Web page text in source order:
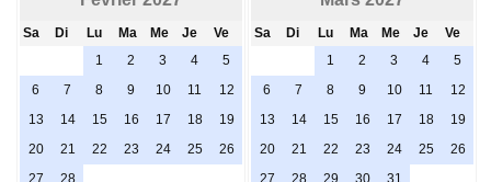
Sa Di Lu Ma Me Je
Ve
1
2 3 4
5
6
7 8 9 10 11
12
13
14 15 16 17 18
19
20
21 22 23 24 25
26
27
28
Sa Di Lu Ma Me Je
Ve
1
2 3 4
5
6
7 8 9 10 11
12
13
14 15 16 17 18
19
20
21 22 23 24 25
26
27
28 29 30 31